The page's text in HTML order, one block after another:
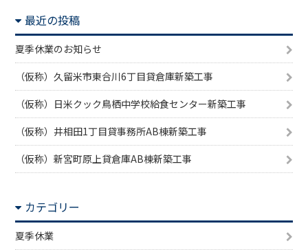
最近の投稿
夏季休業のお知らせ
（仮称）久留米市東合川6丁目貸倉庫新築工事
（仮称）日米クック鳥栖中学校給食センター新築工事
（仮称）井相田1丁目貸事務所AB棟新築工事
（仮称）新宮町原上貸倉庫AB棟新築工事
カテゴリー
夏季休業